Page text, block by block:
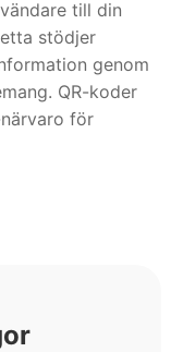
till din
stödjer
genom
QR-koder
för